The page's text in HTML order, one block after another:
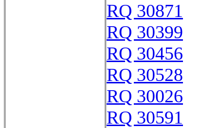
RQ 30871
RQ 30399
RQ 30456
RQ 30528
RQ 30026
RQ 30591